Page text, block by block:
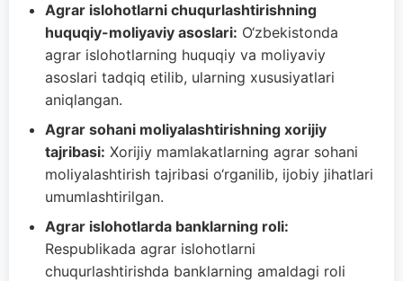
Agrar islohotlarni chuqurlashtirishning
huquqiy-moliyaviy asoslari: O‘zbekistonda
agrar islohotlarning huquqiy va moliyaviy
asoslari tadqiq etilib, ularning xususiyatlari
aniqlangan.
Agrar sohani moliyalashtirishning xorijiy
tajribasi: Xorijiy mamlakatlarning agrar sohani
moliyalashtirish tajribasi o‘rganilib, ijobiy jihatlari
umumlashtirilgan.
Agrar islohotlarda banklarning roli:
Respublikada agrar islohotlarni
chuqurlashtirishda banklarning amaldagi roli